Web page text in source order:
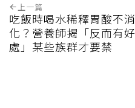
上一篇
吃飯時喝水稀釋胃酸不消
化？營養師揭「反而有好
處」某些族群才要禁